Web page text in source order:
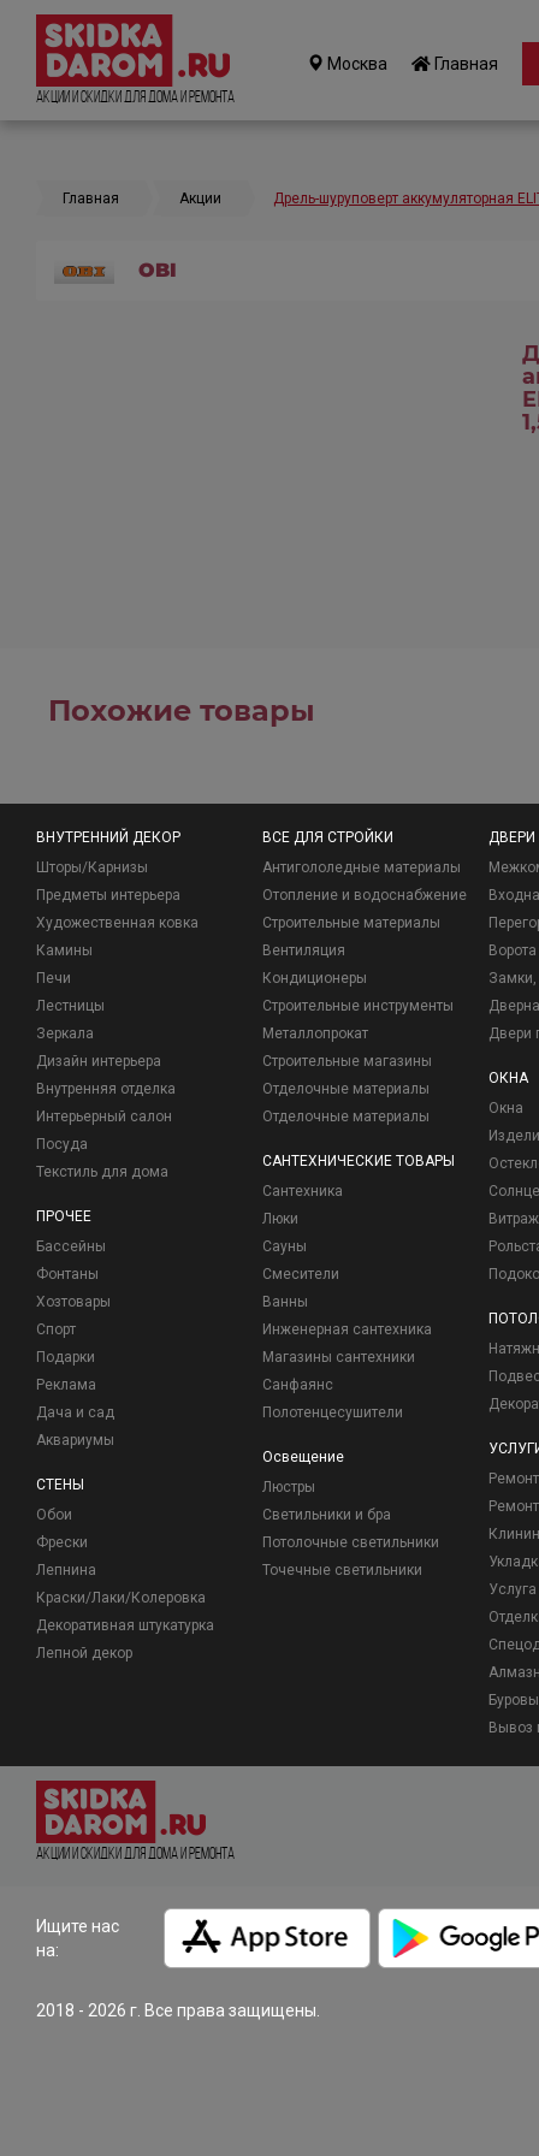
Акции и Скидки для дома и ремонта
Москва Главная
Главная Акции Дрель-шуруповерт аккумуляторная
OBI
Похожие товары
ВНУТРЕННИЙ ДЕКОР
Шторы/Карнизы
Предметы интерьера
Художественная ковка
Камины
Печи
Лестницы
Зеркала
Дизайн интерьера
Внутренняя отделка
Интерьерный салон
Посуда
Текстиль для дома
ПРОЧЕЕ
Бассейны
Фонтаны
Хозтовары
Спорт
Подарки
Реклама
Дача и сад
Аквариумы
СТЕНЫ
Обои
Фрески
Лепнина
Краски/Лаки/Колеровка
Декоративная штукатурка
Лепной декор
ВСЕ ДЛЯ СТРОЙКИ
Антигололедные материалы
Отопление и водоснабжение
Строительные материалы
Вентиляция
Кондиционеры
Строительные инструменты
Металлопрокат
Строительные магазины
Отделочные материалы
Отделочные материалы
САНТЕХНИЧЕСКИЕ ТОВАРЫ
Сантехника
Люки
Сауны
Смесители
Ванны
Инженерная сантехника
Магазины сантехники
Санфаянс
Полотенцесушители
Освещение
Люстры
Светильники и бра
Потолочные светильники
Точечные светильники
ДВЕРИ
Ворота
Замки,
Двери
ОКНА
Окна
Вывоз
Акции и Скидки для дома и ремонта
Ищите нас
на:
2018 - 2026 г. Все права защищены.